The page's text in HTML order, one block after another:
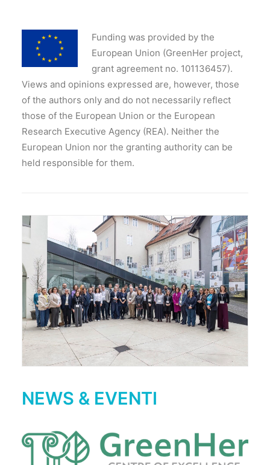
Funding was provided by the
European Union (GreenHer project,
grant agreement no. 101136457).
Views and opinions expressed are, however, those
of the authors only and do not necessarily reflect
those of the European Union or the European
Research Executive Agency (REA). Neither the
European Union nor the granting authority can be
held responsible for them.
NEWS & EVENTI